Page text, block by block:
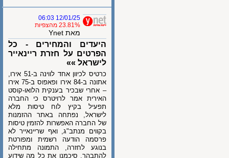
12/01/25 06:03
23.81% מהצפיות
מאת Ynet
היעדים והמחירים - כל
הפרטים על חזרת ריינאייר
לישראל »»
כרטיס לכיוון אחד לווינה ב-51 אירו,
אתונה ב-84 אירו ופאפוס ב-75 אירו
– אחרי שבכיר בענקית הלואו-קוסט
האירית אמר לרויטרס כי החברה
תפעיל בקיץ לוח טיסות מלא
לישראל, נפתחה באתר ההזמנות
של החברה האפשרות להזמין טיסות
בקווים מנתב"ג, ואף שריינאייר לא
פרסמה הודעה רשמית ומפורטת
בנוגע לחזרה, התמונה מתחילה
להתבהר. סיכמנו את כל מה שידוע